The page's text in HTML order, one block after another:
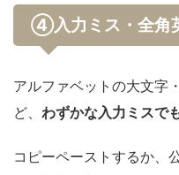
④入力ミス・全角
アルファベットの大文字
ど、 わずかな入力ミスで
コピーペーストするか、